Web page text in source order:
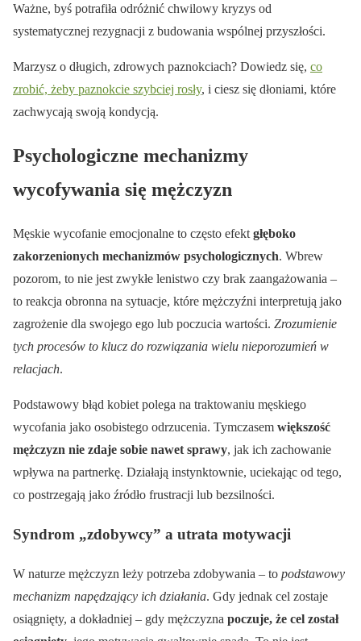
Ważne, byś potrafiła odróżnić chwilowy kryzys od
systematycznej rezygnacji z budowania wspólnej przyszłości.
Marzysz o długich, zdrowych paznokciach? Dowiedz się, co
zrobić, żeby paznokcie szybciej rosły, i ciesz się dłoniami, które
zachwycają swoją kondycją.
Psychologiczne mechanizmy
wycofywania się mężczyzn
Męskie wycofanie emocjonalne to często efekt głęboko
zakorzenionych mechanizmów psychologicznych. Wbrew
pozorom, to nie jest zwykłe lenistwo czy brak zaangażowania –
to reakcja obronna na sytuacje, które mężczyźni interpretują jako
zagrożenie dla swojego ego lub poczucia wartości. Zrozumienie
tych procesów to klucz do rozwiązania wielu nieporozumień w
relacjach.
Podstawowy błąd kobiet polega na traktowaniu męskiego
wycofania jako osobistego odrzucenia. Tymczasem większość
mężczyzn nie zdaje sobie nawet sprawy, jak ich zachowanie
wpływa na partnerkę. Działają instynktownie, uciekając od tego,
co postrzegają jako źródło frustracji lub bezsilności.
Syndrom „zdobywcy” a utrata motywacji
W naturze mężczyzn leży potrzeba zdobywania – to podstawowy
mechanizm napędzający ich działania. Gdy jednak cel zostaje
osiągnięty, a dokładniej – gdy mężczyzna poczuje, że cel został